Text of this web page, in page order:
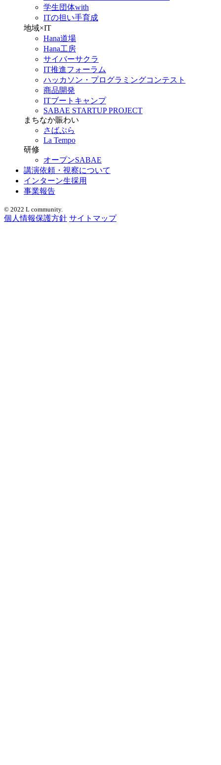
学生団体with
ITの担い手育成
地域×IT
Hana道場
Hana工房
サイバーサクラ
IT推進フォーラム
ハッカソン・プログラミングコンテスト
商品開発
ITブートキャンプ
SABAE STARTUP PROJECT
まちなか賑わい
さばぷら
La Tempo
研修
オープンSABAE
講演依頼・視察について
インターン生採用
事業報告
© 2022 L community.
個人情報保護方針 サイトマップ